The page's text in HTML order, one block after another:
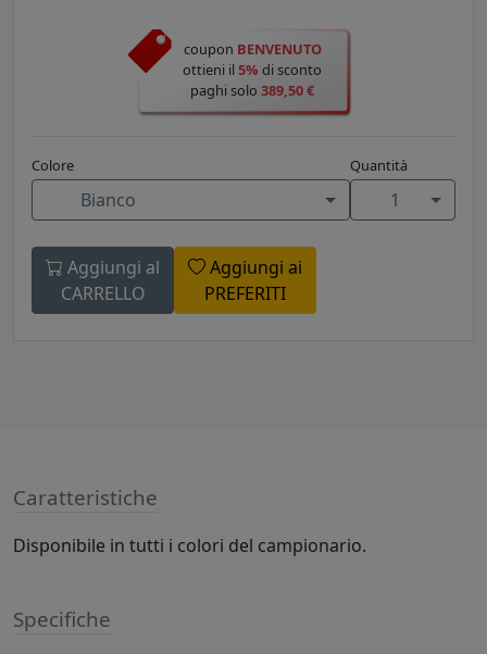
coupon BENVENUTO
ottieni il5% di sconto
paghi solo 389,50 €
Colore
Bianco
Quantità
1
Aggiungi al
CARRELLO
Aggiungi ai
PREFERITI
Caratteristiche
Disponibile in tutti i colori del campionario.
Specifiche